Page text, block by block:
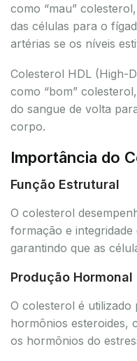
como “mau”
das células para o
artérias se os níveis
Colesterol HDL (High-
como “bom”
do sangue de volta
corpo.
Importância do
Função Estrutural
O colesterol
formação e
garantindo que as
Produção Hormonal
O colesterol é
hormônios esteroides,
os hormônios do